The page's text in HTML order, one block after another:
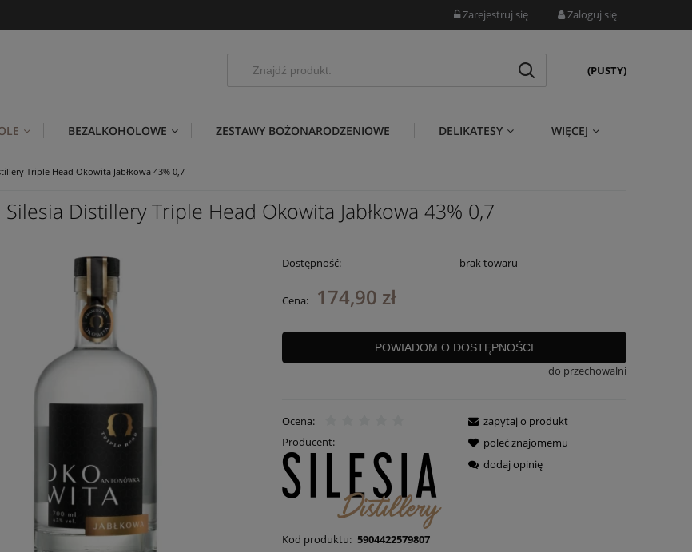
Zarejestruj się Zaloguj się
(PUSTY)
BEZALKOHOLOWE ZESTAWY BOŻONARODZENIOWE DELIKATESY WIĘCEJ
Triple Head Okowita Jabłkowa 43% 0,7
Distillery Triple Head Okowita Jabłkowa 43% 0,7
Dostępność: brak towaru
Cena: 174,90 zł
POWIADOM O DOSTĘPNOŚCI
do przechowalni
Ocena:
Producent:
Kod produktu: 5904422579807
zapytaj o produkt
poleć znajomemu
dodaj opinię